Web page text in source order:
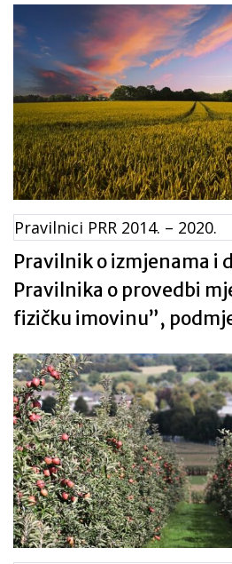
Pravilnici PRR 2014. – 2020.
Pravilnik o izmjenama i
Pravilnika o provedbi
fizičku imovinu”,
gospodarstva”